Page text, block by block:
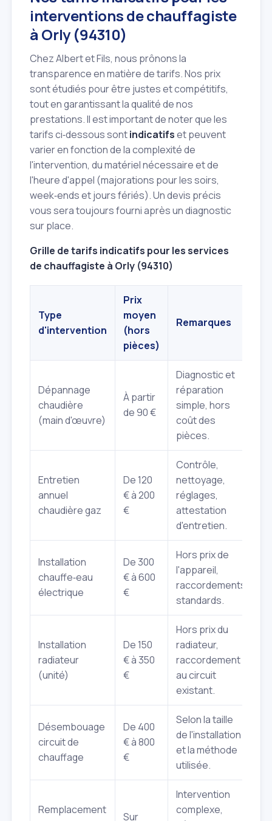
interventions de chauffagiste
à Orly (94310)
Chez Albert et Fils, nous prônons la
transparence en matière de tarifs. Nos prix
sont étudiés pour être justes et compétitifs,
tout en garantissant la qualité de nos
prestations. Il est important de noter que les
tarifs ci‑dessous sontindicatifset peuvent
varier en fonction de la complexité de
l'intervention, du matériel nécessaire et de
l'heure d'appel (majorations pour les soirs,
week‑ends et jours fériés). Un devis précis
vous sera toujours fourni après un diagnostic
sur place.
Grille de tarifs indicatifs pour les services
de chauffagiste à Orly (94310)
Type
d'intervention
Prix
moyen
(hors
pièces)
Remarques
Dépannage
chaudière
(main d'œuvre)
À partir
de 90 €
Diagnostic et
réparation
simple, hors
coût des
pièces.
Entretien
annuel
chaudière gaz
De 120
€ à 200
€
Contrôle,
nettoyage,
réglages,
attestation
d'entretien.
Installation
chauffe‑eau
électrique
De 300
€ à 600
€
Hors prix de
l'appareil,
raccordements
standards.
Installation
radiateur
(unité)
De 150
€ à 350
€
Hors prix du
radiateur,
raccordement
au circuit
existant.
Désembouage
circuit de
chauffage
De 400
€ à 800
€
Selon la taille
de l'installation
et la méthode
utilisée.
Remplacement
Sur
Intervention
complexe,